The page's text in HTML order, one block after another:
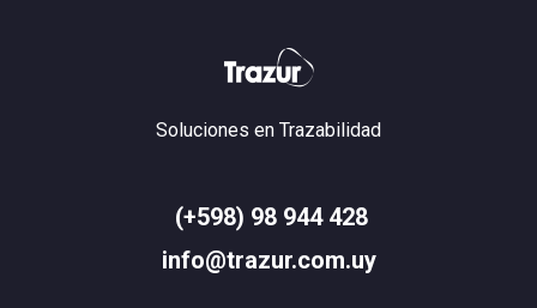
Soluciones en Trazabilidad
(+598) 98 944 428
info@trazur.com.uy